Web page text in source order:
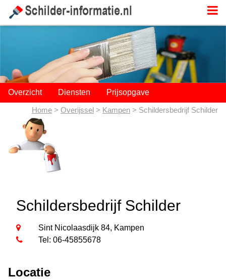
Overzicht Diensten Prijsopgave
Home > Overijssel > Kampen > Schildersbedrijf Schilder
Schildersbedrijf Schilder
Sint Nicolaasdijk 84, Kampen
Tel: 06-45855678
Locatie